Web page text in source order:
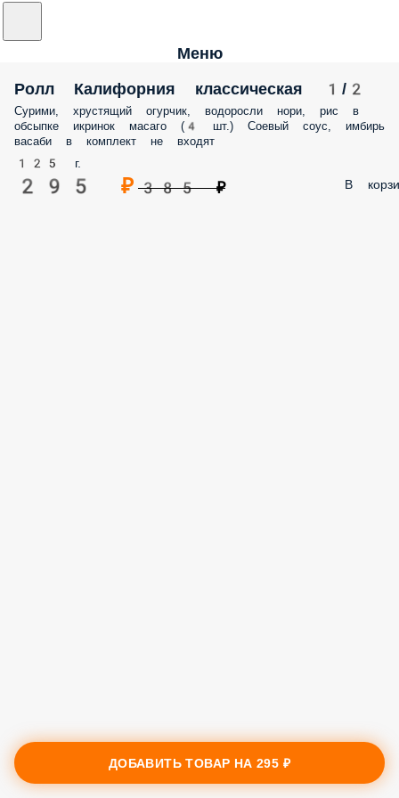
Меню
Ролл Калифорния классическая 1/2
Сурими, хрустящий огурчик, водоросли нори, рис в
обсыпке икринок масаго (4 шт.) Соевый соус, имбирь
васаби в комплект не входят
125 г.
295 ₽ 385 ₽ В
ДОБАВИТЬ ТОВАР НА295 ₽